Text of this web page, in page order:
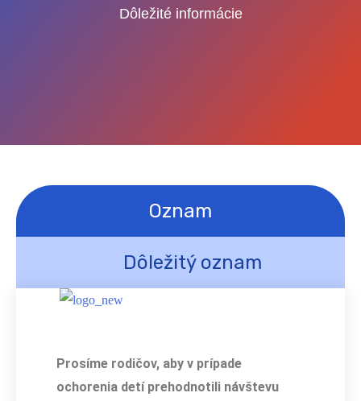
Dôležité informácie
Oznam
Dôležitý oznam
Prosíme rodičov, aby v prípade
ochorenia detí prehodnotili návštevu